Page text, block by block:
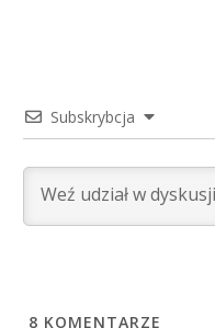
Subskrybcja
8 KOMENTARZE